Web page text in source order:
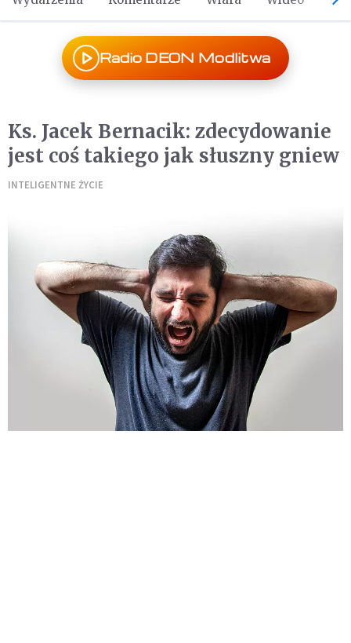
Radio DEON Modlitwa
Ks. Jacek Bernacik: zdecydowanie
jest coś takiego jak słuszny gniew
INTELIGENTNE ŻYCIE